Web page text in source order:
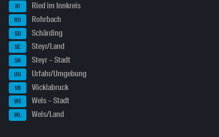
RI Ried im Innkreis
RO Rohrbach
SD Schärding
SE Steyr/Land
SR Steyr – Stadt
UU Urfahr/Umgebung
VB Vöcklabruck
WE Wels – Stadt
WL Wels/Land